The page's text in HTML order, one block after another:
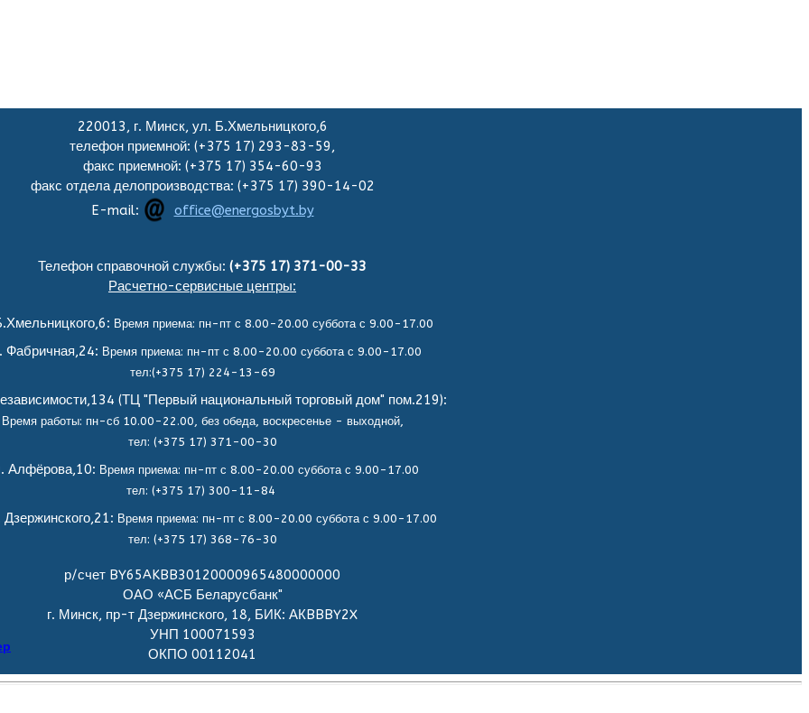
220013, г. Минск, ул. Б.Хмельницкого,6
телефон приемной: (+375 17) 293-83-59,
факс приемной: (+375 17) 354-60-93
факс отдела делопроизводства: (+375 17) 390-14-02
E-mail:
office@energosbyt.by
Телефон справочной службы: (+375 17) 371-00-33
Расчетно-сервисные центры:
Время приема: пн-пт с 8.00-20.00 суббота с 9.00-17.00
Фабричная,24: Время приема: пн-пт с 8.00-20.00 суббота с 9.00-17.00
тел:(+375 17) 224-13-69
(ТЦ "Первый национальный торговый дом" пом.219):
Время работы: пн-сб 10.00-22.00, без обеда, воскресенье - выходной,
тел: (+375 17) 371-00-30
Алфёрова,10: Время приема: пн-пт с 8.00-20.00 суббота с 9.00-17.00
тел: (+375 17) 300-11-84
Время приема: пн-пт с 8.00-20.00 суббота с 9.00-17.00
тел: (+375 17) 368-76-30
р/счет BY65AKBB30120000965480000000
ОАО «АСБ Беларусбанк"
г. Минск, пр-т Дзержинского, 18, БИК: АКBBBY2X
УНП 100071593
ОКПО 00112041